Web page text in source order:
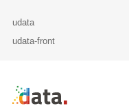
udata
udata-front
Retour à l'accueil de